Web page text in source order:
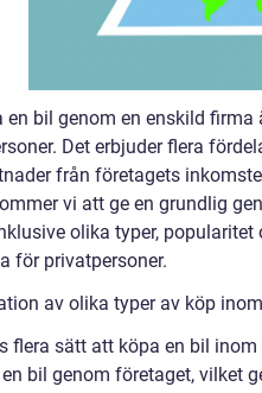
en bil genom en enskild
Det erbjuder flera
från företagets
vi att ge en grundlig
olika typer,
för privatpersoner.
av olika typer av köp
flera sätt att köpa en bil
bil genom företaget, vilket